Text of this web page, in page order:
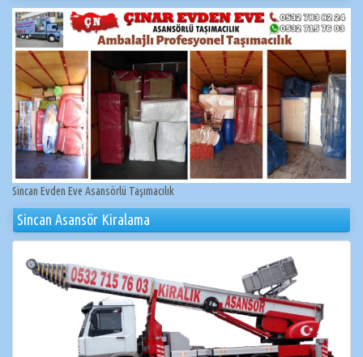
Sincan Evden Eve Asansörlü Taşımacılık
Sincan Asansör Kiralama